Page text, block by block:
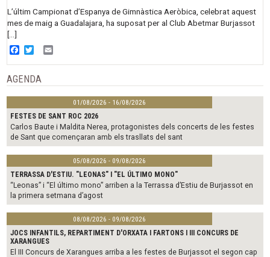
L’últim Campionat d’Espanya de Gimnàstica Aeròbica, celebrat aquest
mes de maig a Guadalajara, ha suposat per al Club Abetmar Burjassot
[…]
Facebook
Twitter
AGENDA
01/08/2026 - 16/08/2026
FESTES DE SANT ROC 2026
Carlos Baute i Maldita Nerea, protagonistes dels concerts de les festes
de Sant que començaran amb els trasllats del sant
05/08/2026 - 09/08/2026
TERRASSA D'ESTIU. "LEONAS" I "EL ÚLTIMO MONO"
“Leonas” i “El último mono” arriben a la Terrassa d’Estiu de Burjassot en
la primera setmana d’agost
08/08/2026 - 09/08/2026
JOCS INFANTILS, REPARTIMENT D'ORXATA I FARTONS I III CONCURS DE
XARANGUES
El III Concurs de Xarangues arriba a les festes de Burjassot el segon cap